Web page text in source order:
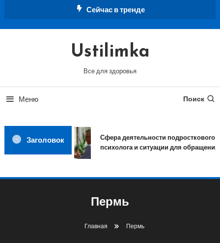
Сейчас в тренде
Ustilimka
Все для здоровья
Меню Поиск
Заголовок
Сфера деятельности подросткового
психолога и ситуации для обращения
Пермь
Главная Пермь